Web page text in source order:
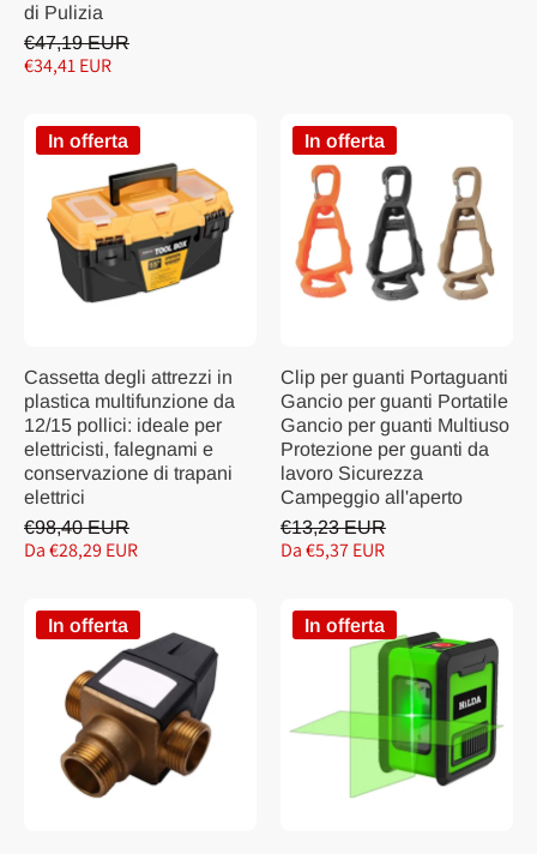
di Pulizia
€47,19 EUR
€34,41 EUR
In offerta
Cassetta degli attrezzi in
plastica multifunzione da
12/15 pollici: ideale per
elettricisti, falegnami e
conservazione di trapani
elettrici
€98,40 EUR
Da €28,29 EUR
In offerta
Clip per guanti Portaguanti
Gancio per guanti Portatile
Gancio per guanti Multiuso
Protezione per guanti da
lavoro Sicurezza
Campeggio all'aperto
€13,23 EUR
Da €5,37 EUR
In offerta In offerta